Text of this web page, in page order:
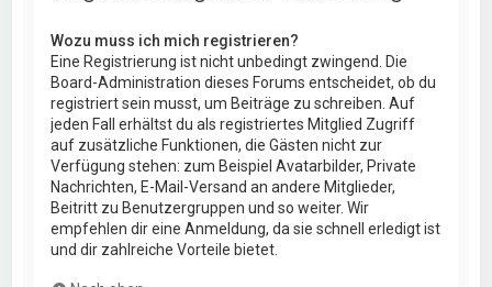
Wozu muss ich mich registrieren?
Eine Registrierung ist nicht unbedingt zwingend. Die
Board-Administration dieses Forums entscheidet, ob du
registriert sein musst, um Beiträge zu schreiben. Auf
jeden Fall erhältst du als registriertes Mitglied Zugriff
auf zusätzliche Funktionen, die Gästen nicht zur
Verfügung stehen: zum Beispiel Avatarbilder, Private
Nachrichten, E-Mail-Versand an andere Mitglieder,
Beitritt zu Benutzergruppen und so weiter. Wir
empfehlen dir eine Anmeldung, da sie schnell erledigt ist
und dir zahlreiche Vorteile bietet.